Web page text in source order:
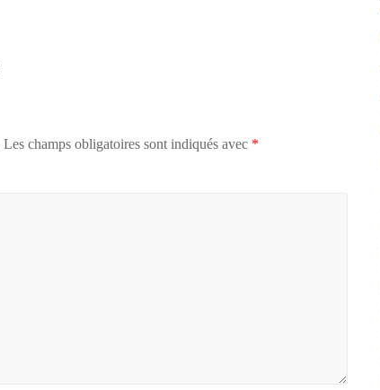
Les champs obligatoires sont indiqués avec *